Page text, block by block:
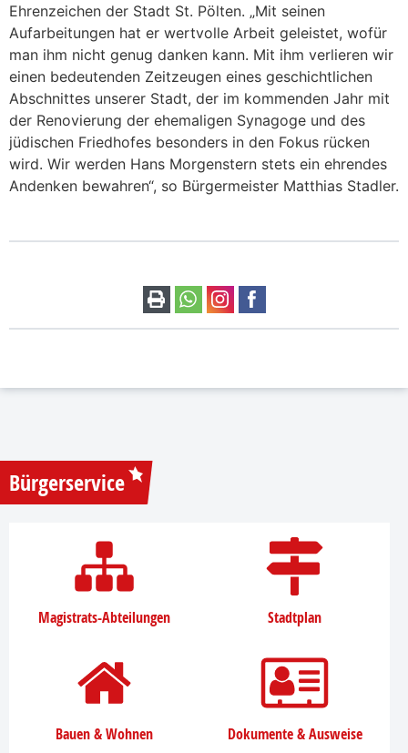
Ehrenzeichen der Stadt St. Pölten. „Mit seinen
Aufarbeitungen hat er wertvolle Arbeit geleistet, wofür
man ihm nicht genug danken kann. Mit ihm verlieren wir
einen bedeutenden Zeitzeugen eines geschichtlichen
Abschnittes unserer Stadt, der im kommenden Jahr mit
der Renovierung der ehemaligen Synagoge und des
jüdischen Friedhofes besonders in den Fokus rücken
wird. Wir werden Hans Morgenstern stets ein ehrendes
Andenken bewahren“, so Bürgermeister Matthias Stadler.
Bürgerservice
Magistrats-Abteilungen Stadtplan
Bauen & Wohnen Dokumente & Ausweise